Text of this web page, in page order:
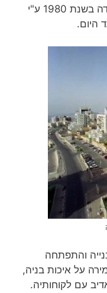
חברת מפעלי לוקי בנייה בע"מ נוסדה בשנת 1980 ע"י
היום.
והתפתחה
על איכות בניה,
עם לקוחותיה.